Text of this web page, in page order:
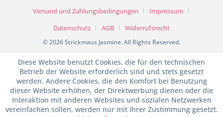
Versand und Zahlungsbedingungen
Impressum
Datenschutz
AGB Widerrufsrecht
© 2026 Strickmaus Jasmine. All Rights Reserved.
Diese Website benutzt Cookies, die für den technischen
Betrieb der Website erforderlich sind und stets gesetzt
werden. Andere Cookies, die den Komfort bei Benutzung
dieser Website erhöhen, der Direktwerbung dienen oder die
Interaktion mit anderen Websites und sozialen Netzwerken
vereinfachen sollen, werden nur mit Ihrer Zustimmung gesetzt.